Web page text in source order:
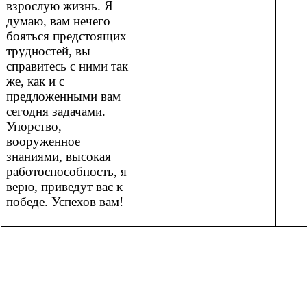
взрослую жизнь. Я
думаю, вам нечего
бояться предстоящих
трудностей, вы
справитесь с ними так
же, как и с
предложенными вам
сегодня задачами.
Упорство,
вооруженное
знаниями, высокая
работоспособность, я
верю, приведут вас к
победе. Успехов вам!